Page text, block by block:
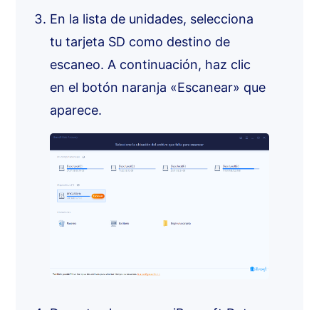
En la lista de unidades, selecciona
tu tarjeta SD como destino de
escaneo. A continuación, haz clic
en el botón naranja «Escanear» que
aparece.